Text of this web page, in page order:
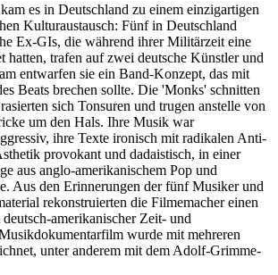
es in Deutschland zu einem einzigartigen
Kulturaustausch: Fünf in Deutschland
Ex-GIs, die während ihrer Militärzeit eine
hatten, trafen auf zwei deutsche Künstler und
entwarfen sie ein Band-Konzept, das mit
Beats brechen sollte. Die 'Monks' schnitten
sich Tonsuren und trugen anstelle von
um den Hals. Ihre Musik war
ihre Texte ironisch mit radikalen Anti-
provokant und dadaistisch, in einer
aus anglo-amerikanischem Pop und
Aus den Erinnerungen der fünf Musiker und
rekonstruierten die Filmemacher einen
amerikanischer Zeit- und
wurde mit mehreren
unter anderem mit dem Adolf-Grimme-